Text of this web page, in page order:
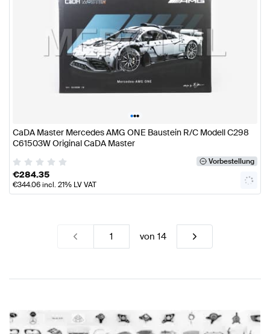
•••
CaDA Master Mercedes AMG ONE Baustein R/C Modell C298
C61503W Original CaDA Master
Vorbestellung
€284.35
€344.06incl. 21% LV VAT
von 14